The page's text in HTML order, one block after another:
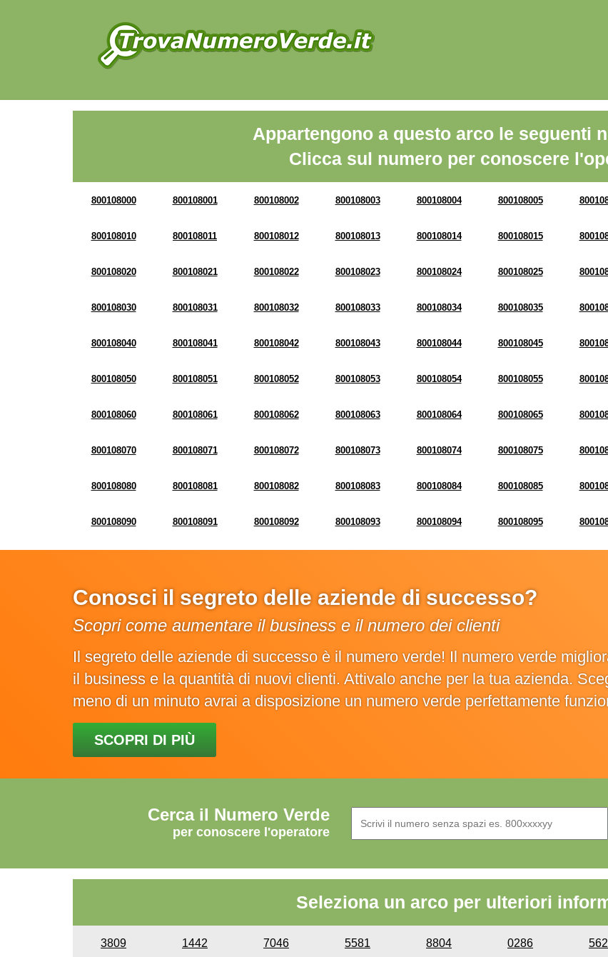
Appartengono a questo arco le seguenti
Clicca sul numero per conoscere
800108000 800108001 800108002 800108003 800108004 800108005
800108010 800108011 800108012 800108013 800108014 800108015
800108020 800108021 800108022 800108023 800108024 800108025
800108030 800108031 800108032 800108033 800108034 800108035
800108040 800108041 800108042 800108043 800108044 800108045
800108050 800108051 800108052 800108053 800108054 800108055
800108060 800108061 800108062 800108063 800108064 800108065
800108070 800108071 800108072 800108073 800108074 800108075
800108080 800108081 800108082 800108083 800108084 800108085
800108090 800108091 800108092 800108093 800108094 800108095
Conosci il segreto delle aziende di successo?
Scopri come aumentare il business e il numero dei clienti
Il segreto delle aziende di successo è il numero verde! Il numero verde
il business e la quantità di nuovi clienti. Attivalo anche per la tua azienda.
meno di un minuto avrai a disposizione un numero verde perfettamente
SCOPRI DI PIÙ
Cerca il Numero Verde
per conoscere l'operatore
Seleziona un arco per ulteriori
3809 1442 7046 5581 8804 0286